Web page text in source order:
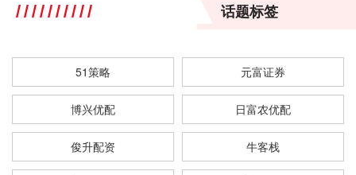
话题标签
51策略 元富证券
博兴优配 日富农优配
俊升配资 牛客栈